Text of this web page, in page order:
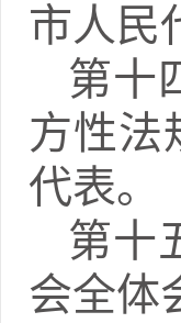
市人民
第十
方性法
代表。
第十
会全体